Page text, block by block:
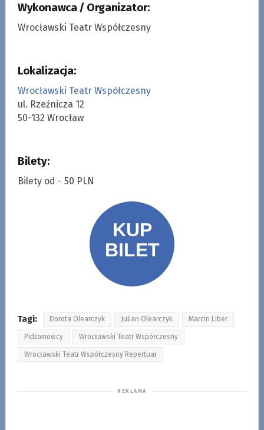
Wykonawca / Organizator:
Wrocławski Teatr Współczesny
Lokalizacja:
Wrocławski Teatr Współczesny
ul. Rzeźnicza 12
50-132 Wrocław
Bilety:
Bilety od - 50 PLN
Tagi: Dorota Olearczyk Julian Olearczyk Marcin Liber
Pidżamowcy Wrocławski Teatr Współczesny
Wrocławski Teatr Współczesny Repertuar